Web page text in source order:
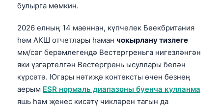
булырга мөмкин.
2026 елның 14 маеннан, күпчелек Бөекбритания
һәм АКШ отчетлары һаман чокырлану тизлеге
мм/сәг берәмлегендә Вестергреньга нигезләнгән
яки үзгәртелгән Вестергрень ысуллары белән
күрсәтә. Югары нәтиҗә контексты өчен безнең
аерым ESR нормаль диапазоны буенча кулланма
яшь һәм җенес кисәтү чикләрен тагын да